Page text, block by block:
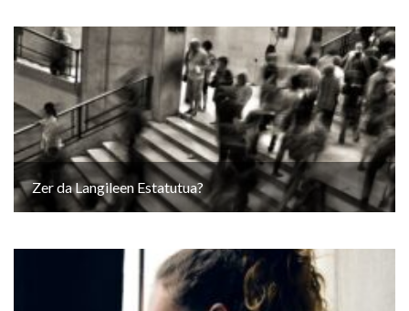
Zer da Langileen Estatutua?